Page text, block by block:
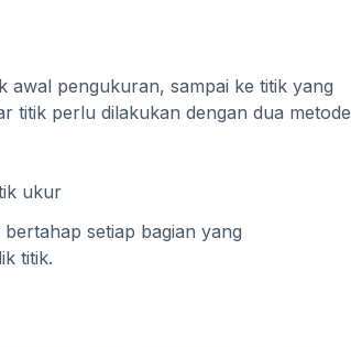
awal pengukuran, sampai ke titik yang
titik perlu dilakukan dengan dua metode
ukur
setiap bagian yang
titik.